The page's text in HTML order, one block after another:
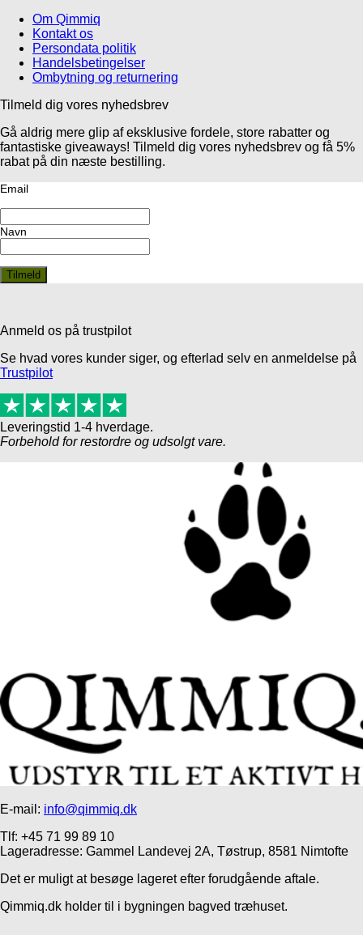
Om Qimmiq
Kontakt os
Persondata politik
Handelsbetingelser
Ombytning og returnering
Tilmeld dig vores nyhedsbrev
Gå aldrig mere glip af eksklusive fordele, store rabatter og
fantastiske giveaways! Tilmeld dig vores nyhedsbrev og få 5%
rabat på din næste bestilling.
Email
Navn
Anmeld os på trustpilot
Se hvad vores kunder siger, og efterlad selv en anmeldelse på
Trustpilot
Leveringstid 1-4 hverdage.
Forbehold for restordre og udsolgt vare.
E-mail: info@qimmiq.dk
Tlf: +45 71 99 89 10
Lageradresse: Gammel Landevej 2A, Tøstrup, 8581 Nimtofte
Det er muligt at besøge lageret efter forudgående aftale.
Qimmiq.dk holder til i bygningen bagved træhuset.